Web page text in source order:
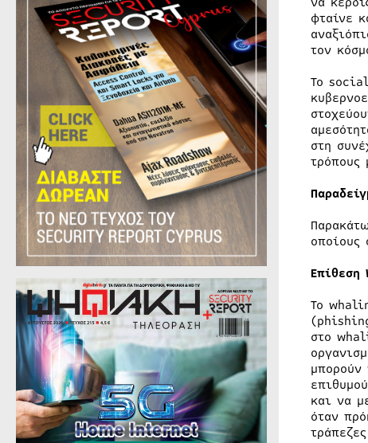
φταίνε
τον
Το
στη
τρόπους
οποίους
Επίθεση
Το
στο
μπορούν
και να
όταν